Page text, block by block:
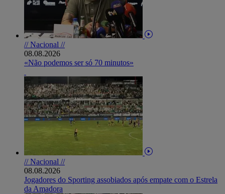
// Nacional //
08.08.2026
«Não podemos ser só 70 minutos»
// Nacional //
08.08.2026
Jogadores do Sporting assobiados após empate com o Estrela
da Amadora